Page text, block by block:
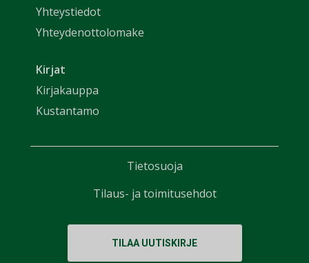
Yhteystiedot
Yhteydenottolomake
Kirjat
Kirjakauppa
Kustantamo
TILAA UUTISKIRJE
Tietosuoja
Tilaus- ja toimitusehdot